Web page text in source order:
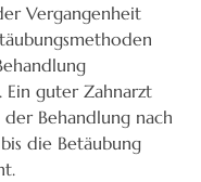
Vergangenheit
guter Zahnarzt
Behandlung nach
die Betäubung